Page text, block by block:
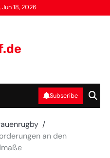
Jun 18, 2026
Subscribe
an den